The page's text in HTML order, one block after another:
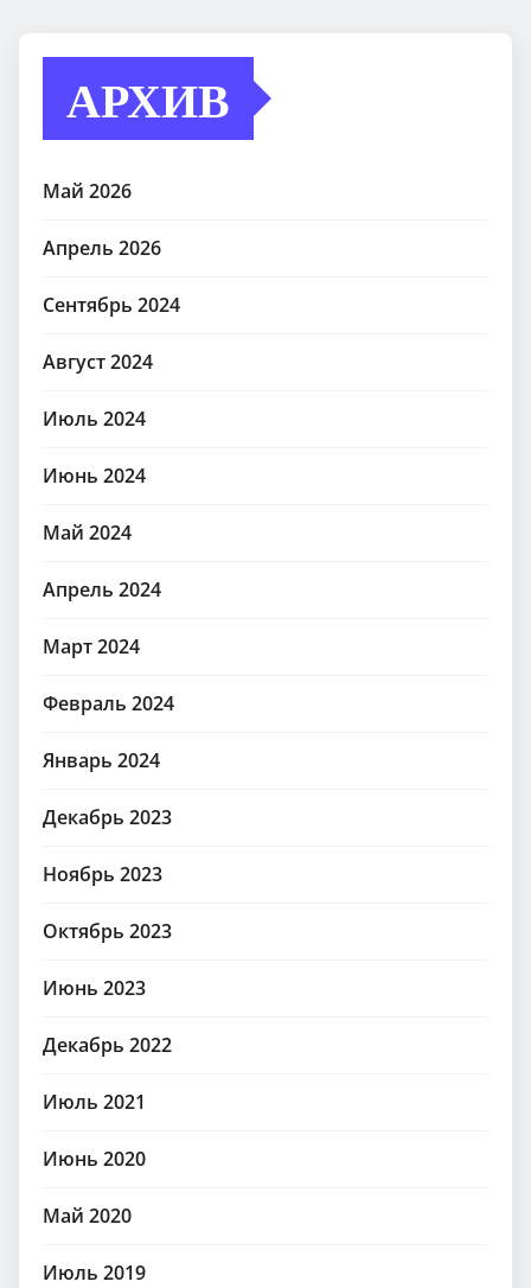
АРХИВ
Май 2026
Апрель 2026
Сентябрь 2024
Август 2024
Июль 2024
Июнь 2024
Май 2024
Апрель 2024
Март 2024
Февраль 2024
Январь 2024
Декабрь 2023
Ноябрь 2023
Октябрь 2023
Июнь 2023
Декабрь 2022
Июль 2021
Июнь 2020
Май 2020
Июль 2019